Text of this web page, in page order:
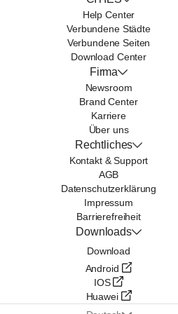
Help Center
Verbundene Städte
Verbundene Seiten
Download Center
Firma
Newsroom
Brand Center
Karriere
Über uns
Rechtliches
Kontakt & Support
AGB
Datenschutzerklärung
Impressum
Barrierefreiheit
Downloads
Download
Android
IOS
Huawei